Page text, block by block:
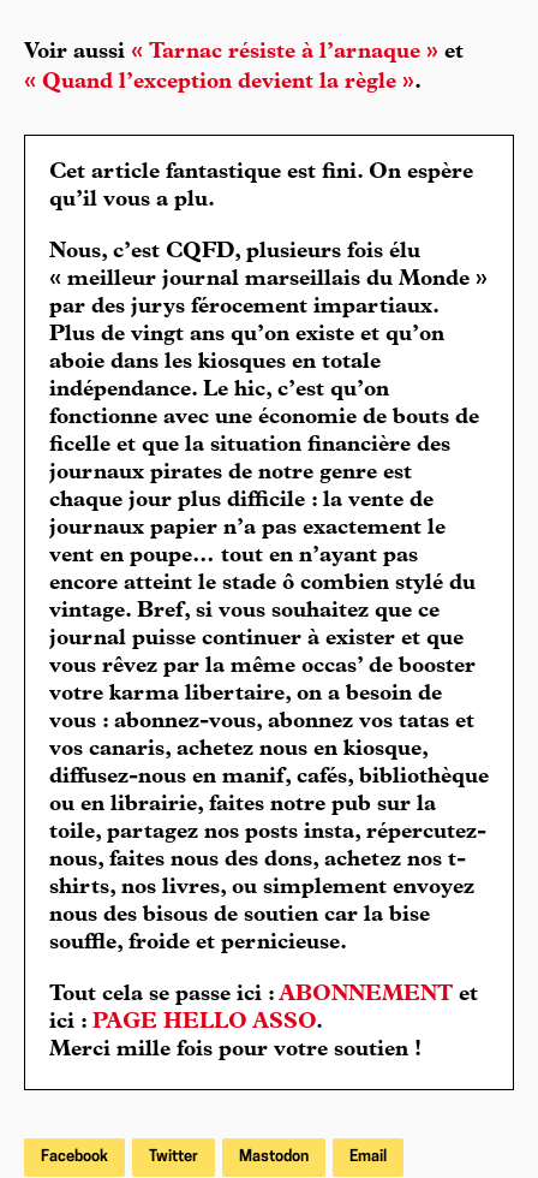
Voir aussi « Tarnac résiste à l’arnaque » et
« Quand l’exception devient la règle ».
Cet article fantastique est fini. On espère
qu’il vous a plu.
Nous, c’est CQFD, plusieurs fois élu
« meilleur journal marseillais du Monde »
par des jurys férocement impartiaux.
Plus de vingt ans qu’on existe et qu’on
aboie dans les kiosques en totale
indépendance. Le hic, c’est qu’on
fonctionne avec une économie de bouts de
ficelle et que la situation financière des
journaux pirates de notre genre est
chaque jour plus difficile : la vente de
journaux papier n’a pas exactement le
vent en poupe… tout en n’ayant pas
encore atteint le stade ô combien stylé du
vintage. Bref, si vous souhaitez que ce
journal puisse continuer à exister et que
vous rêvez par la même occas’ de booster
votre karma libertaire, on a besoin de
vous : abonnez-vous, abonnez vos tatas et
vos canaris, achetez nous en kiosque,
diffusez-nous en manif, cafés, bibliothèque
ou en librairie, faites notre pub sur la
toile, partagez nos posts insta, répercutez-
nous, faites nous des dons, achetez nos t-
shirts, nos livres, ou simplement envoyez
nous des bisous de soutien car la bise
souffle, froide et pernicieuse.
Tout cela se passe ici : ABONNEMENT et
ici : PAGE HELLO ASSO.
Merci mille fois pour votre soutien !
Facebook Twitter Mastodon Email